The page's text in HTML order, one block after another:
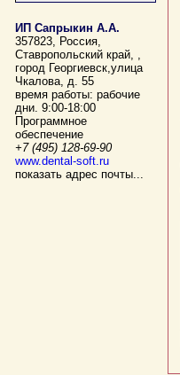
ИП Сапрыкин А.А.
357823, Россия,
Ставропольский край, ,
город Георгиевск,улица
Чкалова, д. 55
время работы: рабочие
дни. 9:00-18:00
Программное
обеспечение
+7 (495) 128-69-90
www.dental-soft.ru
показать адрес почты...